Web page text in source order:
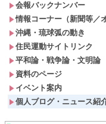
会報バックナンバー
情報コーナー（新聞等／
沖縄・琉球弧の動き
住民運動サイトリンク
平和論・戦争論・文明論
資料のページ
イベント案内
個人ブログ・ニュース紹